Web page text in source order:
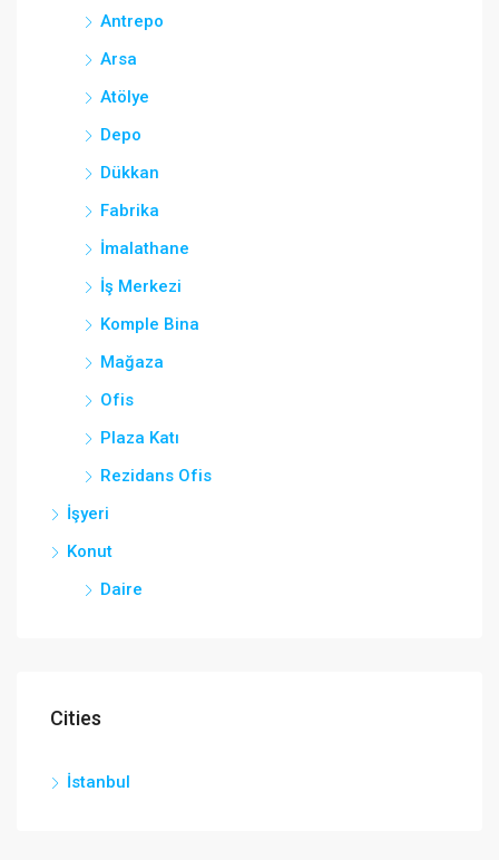
Antrepo
Arsa
Atölye
Depo
Dükkan
Fabrika
İmalathane
İş Merkezi
Komple Bina
Mağaza
Ofis
Plaza Katı
Rezidans Ofis
İşyeri
Konut
Daire
Cities
İstanbul